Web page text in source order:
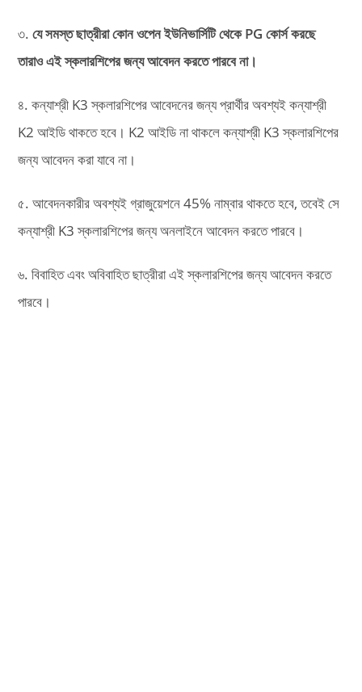
৩.যে সমস্ত ছাত্রীরা কোন‌ ওপেন ইউনিভার্সিটি থেকে PG কোর্স করছে
তারাও এই স্কলারশিপের জন্য আবেদন করতে পারবে না।
৪. কন্যাশ্রী K3 স্কলারশিপের আবেদনের জন্য প্রার্থীর অবশ্যই কন্যাশ্রী
K2 আইডি থাকতে হবে। K2 আইডি না থাকলে কন্যাশ্রী K3 স্কলারশিপের
জন্য আবেদন করা যাবে না।
৫. আবেদনকারীর অবশ্যই গ্রাজুয়েশনে 45% নাম্বার থাকতে হবে, তবেই সে
কন্যাশ্রী K3 স্কলারশিপের জন্য অনলাইনে আবেদন করতে পারবে।
৬. বিবাহিত এবং অবিবাহিত ছাত্রীরা এই স্কলারশিপের জন্য আবেদন করতে
পারবে।